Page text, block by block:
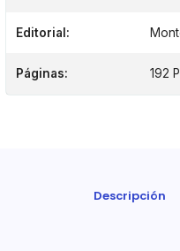
Editorial:
Páginas: 192
Descripción